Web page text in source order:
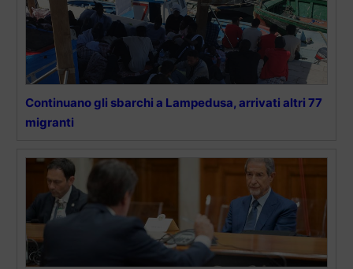
Continuano gli sbarchi a Lampedusa, arrivati altri 77
migranti